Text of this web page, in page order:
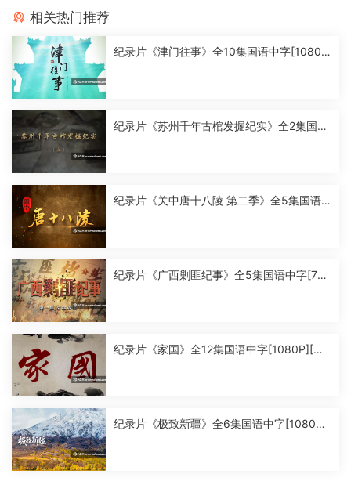
相关热门推荐
纪录片《津门往事》全10集国语中字[1080
纪录片《苏州千年古棺发掘纪实》全2集国语
纪录片《关中唐十八陵 第二季》全5集国语
纪录片《广西剿匪纪事》全5集国语中字[720
纪录片《家国》全12集国语中字[1080P][MP
纪录片《极致新疆》全6集国语中字[1080P]